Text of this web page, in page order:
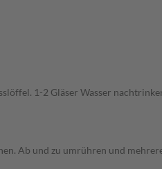
1-2 Gläser Wasser
Ab und zu umrühren und